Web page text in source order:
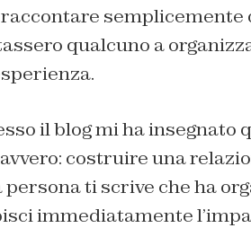
semplicemente
qualcuno a
il blog mi ha insegnato
costruire una
persona ti scrive che ha
immediatamente